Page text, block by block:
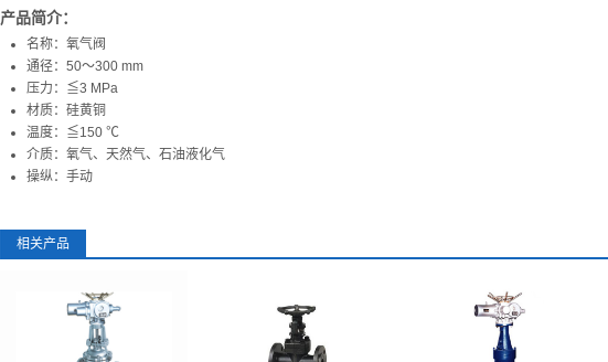
产品简介：
名称：氧气阀
通径：50～300 mm
压力：≦3 MPa
材质：硅黄铜
温度：≦150 ℃
介质：氧气、天然气、石油液化气
操纵：手动
相关产品
Z41H锻钢法兰闸阀 Z960Y电动焊接高压闸阀